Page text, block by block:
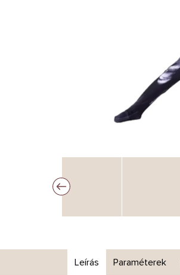
Leírás Paraméterek